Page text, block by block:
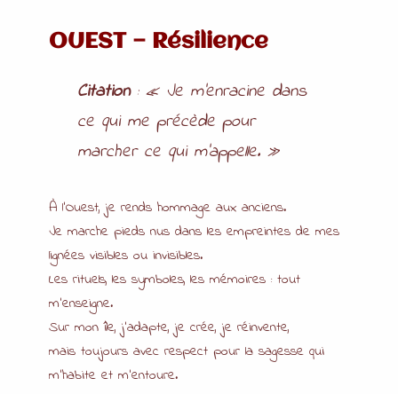
OUEST — Résilience
Citation:« Je m’enracine dans
ce qui me précède pour
marcher ce qui m’appelle. »
À l’Ouest, je rends hommage aux anciens.
Je marche pieds nus dans les empreintes de mes
lignées visibles ou invisibles.
Les rituels, les symboles, les mémoires : tout
m’enseigne.
Sur mon île, j’adapte, je crée, je réinvente,
mais toujours avec respect pour la sagesse qui
m’habite et m’entoure.